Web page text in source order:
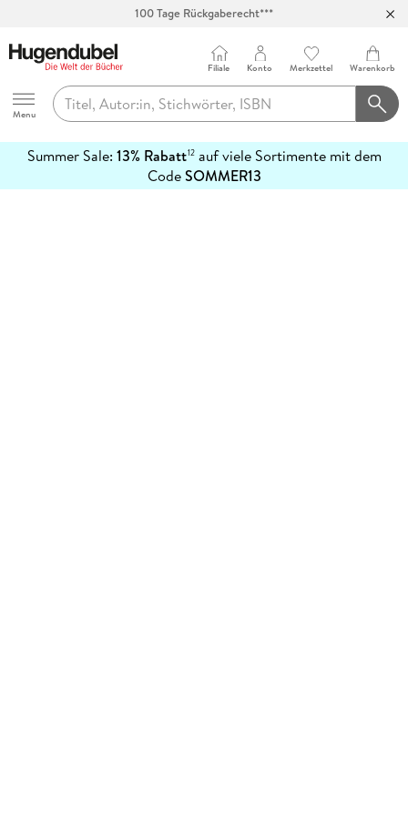
100 Tage Rückgaberecht***
Hugendubel
Menu
Filiale Konto Merkzettel Warenkorb
Summer Sale: 13% Rabatt12auf viele Sortimente mit dem
CodeSOMMER13
erfahren